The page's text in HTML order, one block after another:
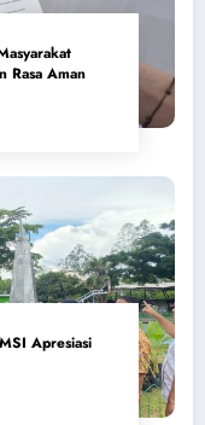
Rasa Aman
Apresiasi